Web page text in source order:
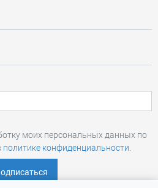
моих персональных данных по
политике конфиденциальности.